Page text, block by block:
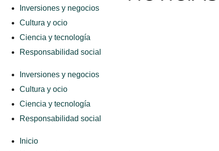
Inversiones y negocios
Cultura y ocio
Ciencia y tecnología
Responsabilidad social
Inversiones y negocios
Cultura y ocio
Ciencia y tecnología
Responsabilidad social
Inicio